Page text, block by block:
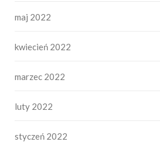
maj 2022
kwiecień 2022
marzec 2022
luty 2022
styczeń 2022